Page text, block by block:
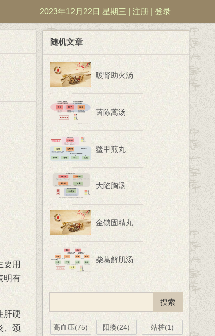
2023年12月22日 星期三 | 注册 登录
要用
明有
肝硬
、颈
随机文章
暖肾助火汤
茵陈蒿汤
鳖甲煎丸
大陷胸汤
金锁固精丸
柴葛解肌汤
高血压(75) 阳痿(24) 站桩(1)